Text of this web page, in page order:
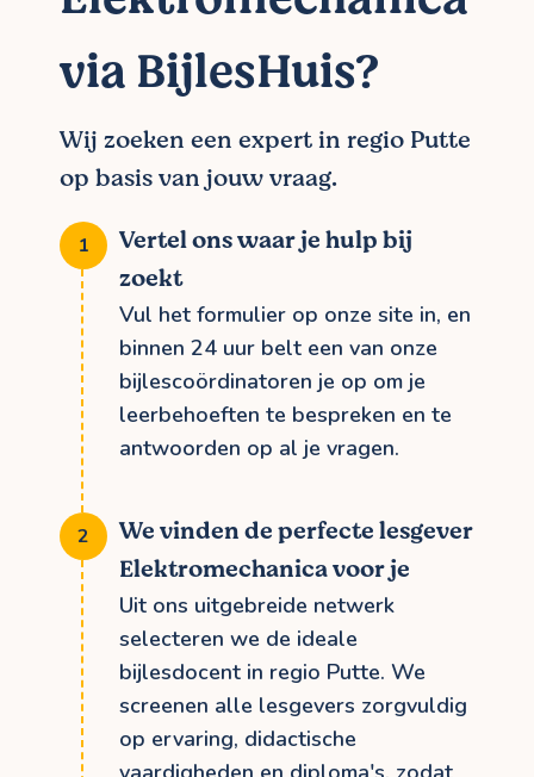
via BijlesHuis?
Wij zoeken een expert in regio Putte
op basis van jouw vraag.
Vertel ons waar je hulp bij
zoekt
Vul het formulier op onze site in, en
binnen 24 uur belt een van onze
bijlescoördinatoren je op om je
leerbehoeften te bespreken en te
antwoorden op al je vragen.
We vinden de perfecte lesgever
Elektromechanica voor je
Uit ons uitgebreide netwerk
selecteren we de ideale
bijlesdocent in regio Putte. We
screenen alle lesgevers zorgvuldig
op ervaring, didactische